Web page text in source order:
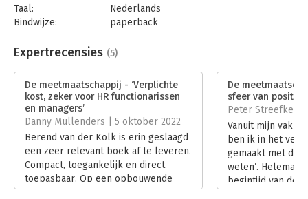
Taal:
Nederlands
Bindwijze:
paperback
Uitgever:
Business Contact
Verschijningsdatum:
24-11-2021
Hoofdrubriek:
Expertrecensies (5)
De meetmaatschappij - ‘Verplichte
kost, zeker voor HR functionarissen
en managers’
Danny Mullenders | 5 oktober 2022
Berend van der Kolk is erin geslaagd
een zeer relevant boek af te leveren.
Compact, toegankelijk en direct
toepasbaar. Op een opbouwende
manier toont hij aan dat meten lang
De
sfeer van
Peter Streefkerk
Vanuit mijn vak
ben ik in het
gemaakt met de
weten’. Helemaal
begintijd van de